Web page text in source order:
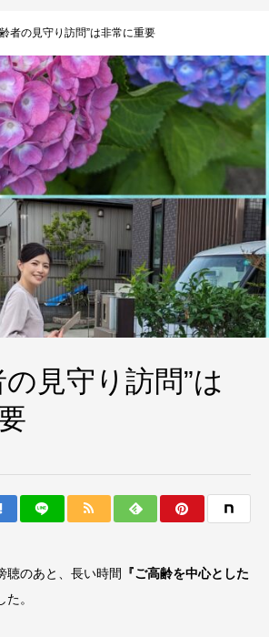
者の見守り訪問”は非常に重要
見守り訪問”は
聴のあと、長い時間
『ご高齢を中心とした
た。